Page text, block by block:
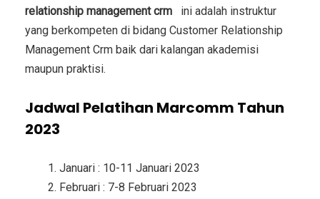
relationship management crm
ini adalah instruktur
yang berkompeten di bidang Customer Relationship
Management Crm baik dari kalangan akademisi
maupun praktisi.
Jadwal Pelatihan Marcomm Tahun
2023
Januari : 10-11 Januari 2023
Februari : 7-8 Februari 2023